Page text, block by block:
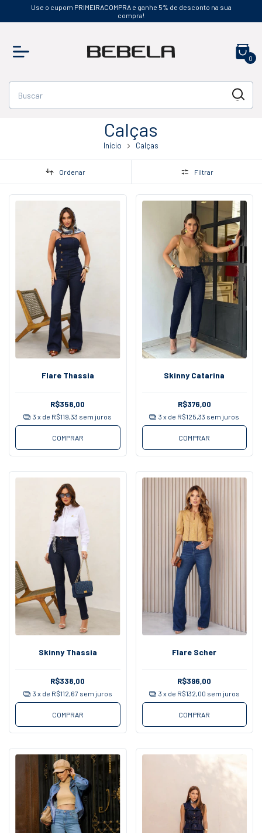
Use o cupom PRIMEIRACOMPRA e ganhe 5% de desconto na sua
compra!
0
Calças
Início Calças
Ordenar Filtrar
Flare Thassia
R$358,00
3 x de R$119,33 sem juros
COMPRAR
Skinny Catarina
R$376,00
3 x de R$125,33 sem juros
COMPRAR
Skinny Thassia
R$338,00
3 x de R$112,67 sem juros
COMPRAR
Flare Scher
R$396,00
3 x de R$132,00 sem juros
COMPRAR